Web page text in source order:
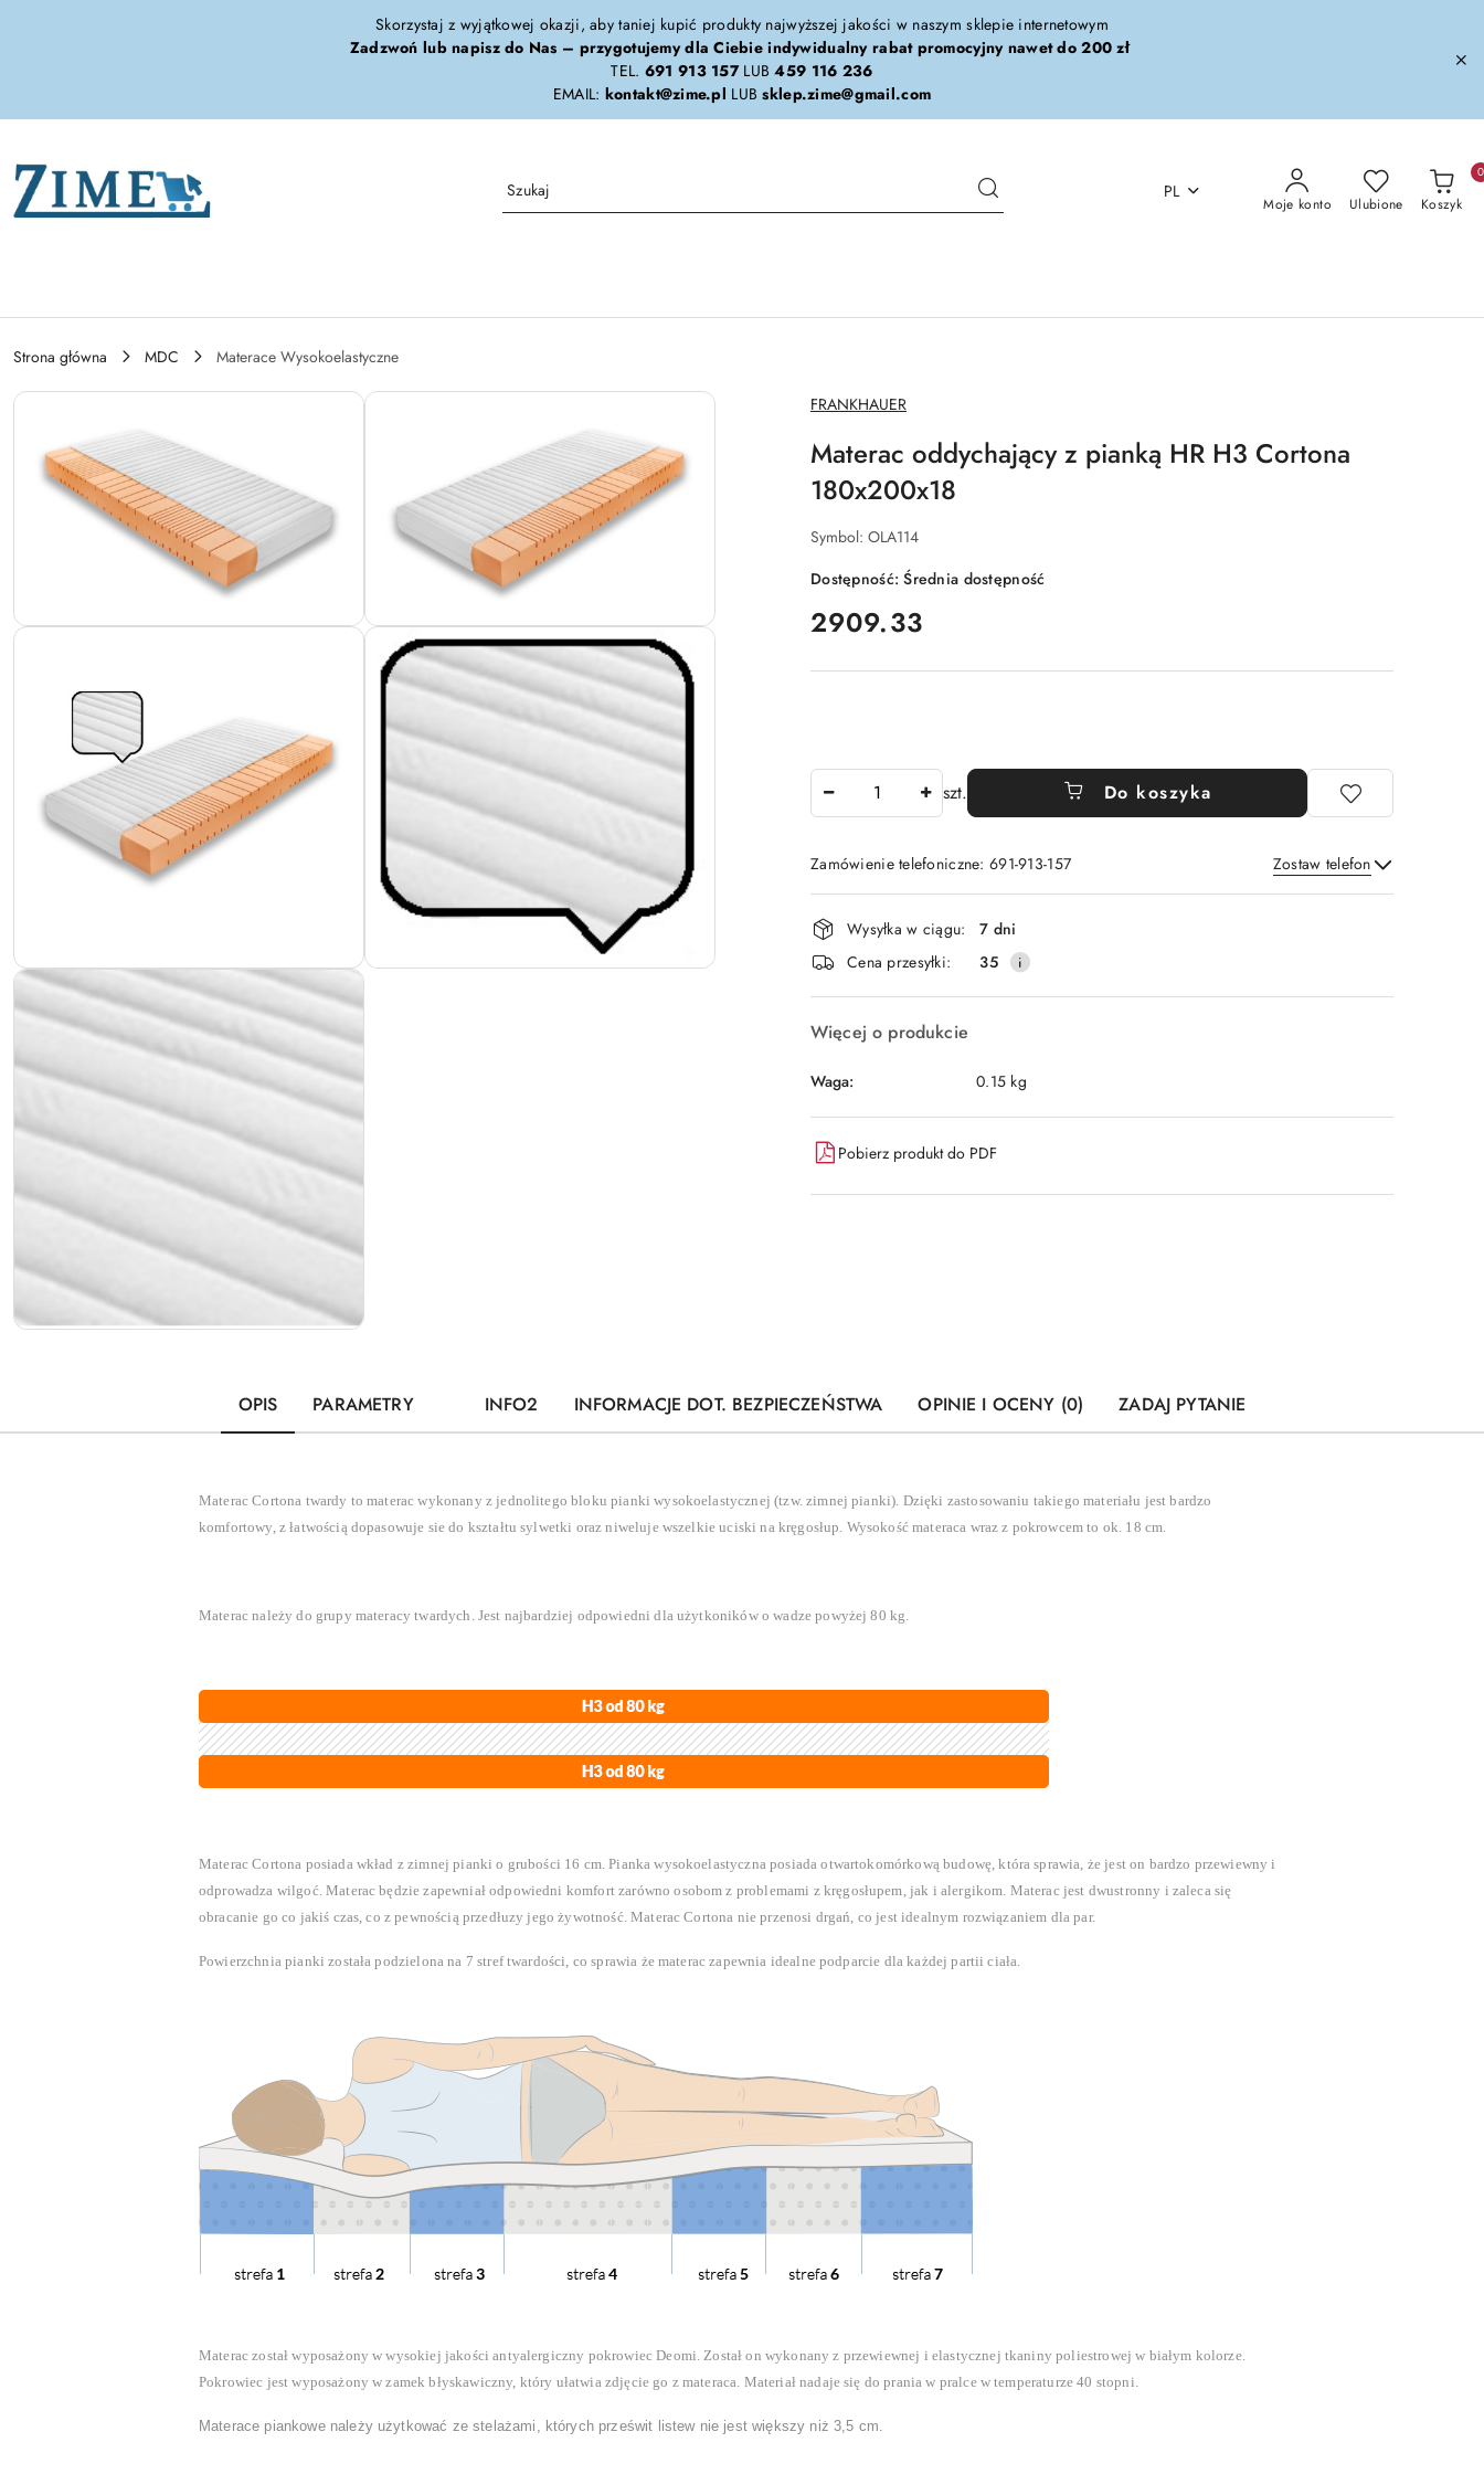
Skorzystaj z wyjątkowej okazji, aby taniej kupić produkty najwyższej jakości w naszym sklepie internetowym
Zadzwoń lub napisz do Nas – przygotujemy dla Ciebie indywidualny rabat promocyjny nawet do 200 zł
TEL. 691 913 157LUB459 116 236
EMAIL: kontakt@zime.pl LUBsklep.zime@gmail.com
PL
Moje konto Ulubione Koszyk
0
Strona główna MDC
Materace Wysokoelastyczne
NAZWA
PRODUCENTA:
FRANKHAUER
Materac oddychający z pianką HR H3 Cortona
180x200x18
Symbol: OLA114
Dostępność:Średnia dostępność
cena:
2909.33
szt. Do koszyka
Zamówienie telefoniczne: 691-913-157 Zostaw telefon
Wyślij
Dostępność
i
dostawa
Wysyłka w ciągu:
7 dni
Cena przesyłki:
35
Więcej o produkcie
Waga: 0.15 kg
Pobierz produkt do PDF
OPIS PARAMETRY INFO2 INFORMACJE DOT. BEZPIECZEŃSTWA OPINIE I OCENY (0) ZADAJ PYTANIE
Materac Cortona twardy to materac wykonany z jednolitego bloku pianki wysokoelastycznej (tzw. zimnej pianki). Dzięki zastosowaniu takiego materiału jest bardzo
komfortowy, z łatwością dopasowuje sie do kształtu sylwetki oraz niweluje wszelkie uciski na kręgosłup. Wysokość materaca wraz z pokrowcem to ok. 18 cm.
Materac należy do grupy materacy twardych. Jest najbardziej odpowiedni dla użytkoników o wadze powyżej 80 kg.
Materac Cortona posiada wkład z zimnej pianki o grubości 16 cm. Pianka wysokoelastyczna posiada otwartokomórkową budowę, która sprawia, że jest on bardzo przewiewny i
odprowadza wilgoć. Materac będzie zapewniał odpowiedni komfort zarówno osobom z problemami z kręgosłupem, jak i alergikom. Materac jest dwustronny i zaleca się
obracanie go co jakiś czas, co z pewnością przedłuzy jego żywotność. Materac Cortona nie przenosi drgań, co jest idealnym rozwiązaniem dla par.
Powierzchnia pianki została podzielona na 7 stref twardości, co sprawia że materac zapewnia idealne podparcie dla każdej partii ciała.
Materac został wyposażony w wysokiej jakości antyalergiczny pokrowiec Deomi. Został on wykonany z przewiewnej i elastycznej tkaniny poliestrowej w białym kolorze.
Pokrowiec jest wyposażony w zamek błyskawiczny, który ułatwia zdjęcie go z materaca. Materiał nadaje się do prania w pralce w temperaturze 40 stopni.
Materace piankowe należy użytkować ze stelażami, których prześwit listew nie jest większy niż 3,5 cm.